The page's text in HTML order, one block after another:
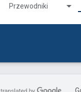
Przewodniki